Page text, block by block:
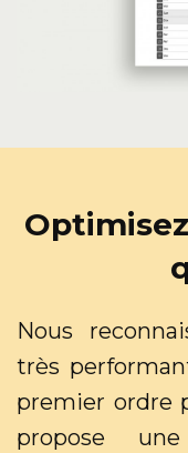
Nous
très
premier ordre
propose